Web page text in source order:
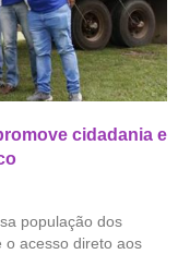
cidadania e
população dos
o acesso direto aos